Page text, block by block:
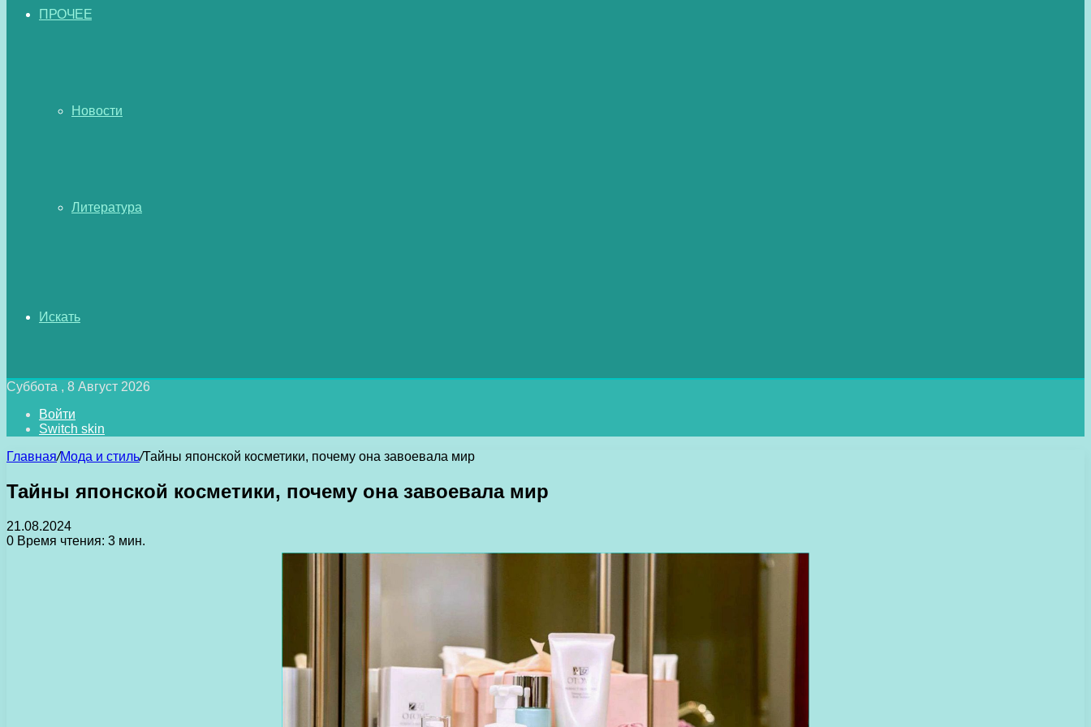
ПРОЧЕЕ
Новости
Литература
Искать
Суббота , 8 Август 2026
Войти
Switch skin
Главная/Мода и стиль/Тайны японской косметики, почему она завоевала мир
Тайны японской косметики, почему она завоевала мир
21.08.2024
0 Время чтения: 3 мин.